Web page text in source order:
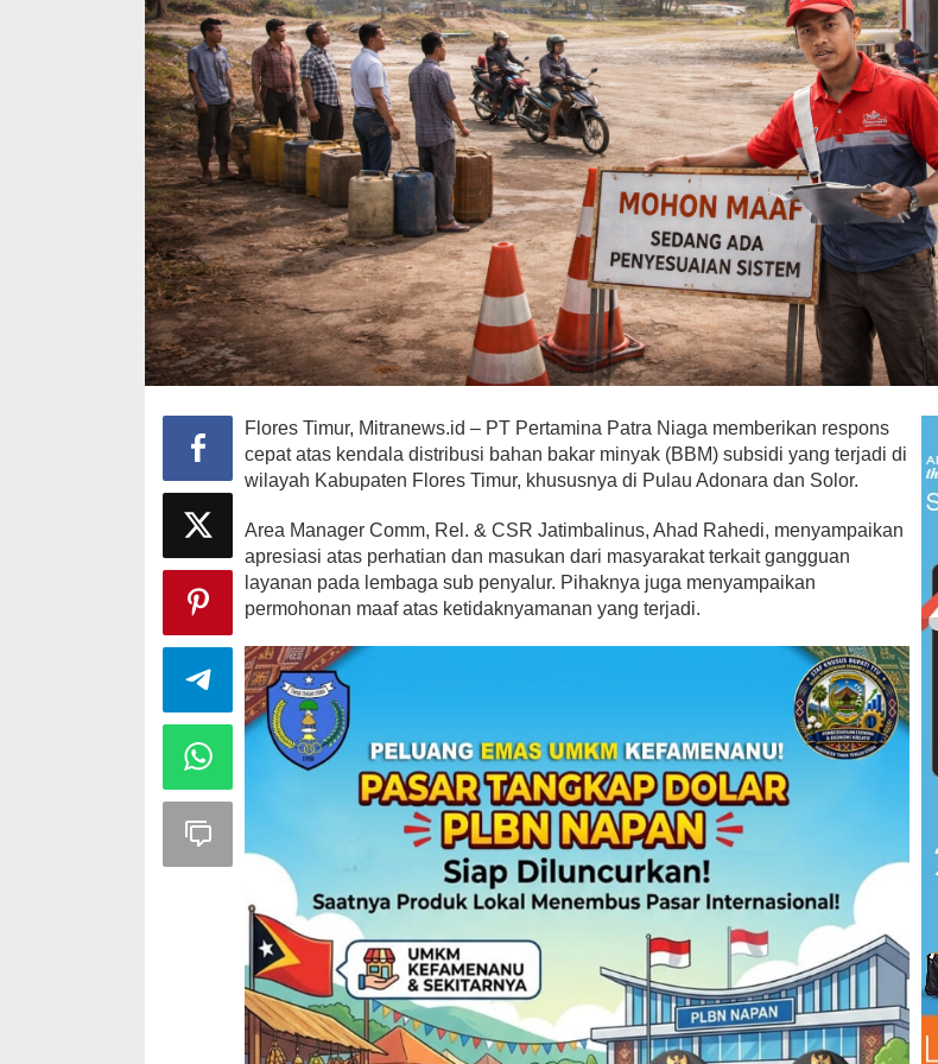
Flores Timur, Mitranews.id – PT Pertamina Patra Niaga memberikan respons
cepat atas kendala distribusi bahan bakar minyak (BBM) subsidi yang terjadi di
wilayah Kabupaten Flores Timur, khususnya di Pulau Adonara dan Solor.
Area Manager Comm, Rel. & CSR Jatimbalinus, Ahad Rahedi, menyampaikan
apresiasi atas perhatian dan masukan dari masyarakat terkait gangguan
layanan pada lembaga sub penyalur. Pihaknya juga menyampaikan
permohonan maaf atas ketidaknyamanan yang terjadi.